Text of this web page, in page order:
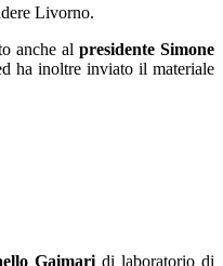
Livorno.
anche alpresidente Simone
ha inoltre inviato il materiale
Gaimaridi laboratorio di